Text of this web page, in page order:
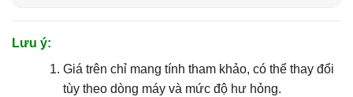
Lưu ý:
Giá trên chỉ mang tính tham khảo, có thể thay đổi
tùy theo dòng máy và mức độ hư hỏng.